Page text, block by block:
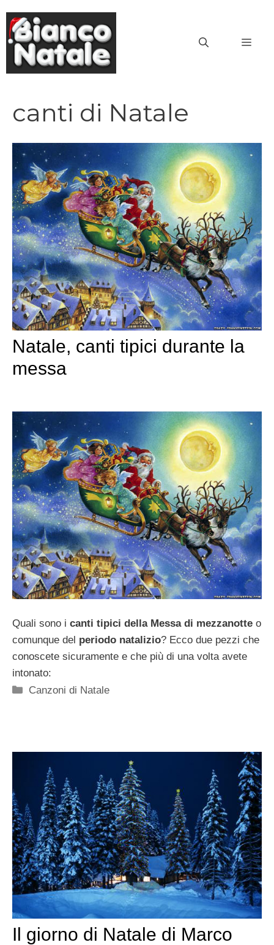
contenuto
canti di Natale
Natale, canti tipici durante la
messa
Quali sono i canti tipici della Messa di mezzanotte o
comunque del periodo natalizio? Ecco due pezzi che
conoscete sicuramente e che più di una volta avete
intonato:
Categorie
Canzoni di Natale
Il giorno di Natale di Marco